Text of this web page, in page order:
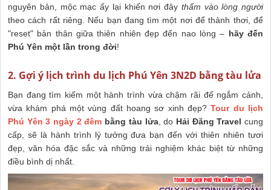
nguyên bản, mộc mạc ấy lại khiến nơi đây thấm vào lòng người
theo cách rất riêng. Nếu bạn đang tìm một nơi để thảnh thơi, để
"reset" bản thân giữa thiên nhiên đẹp đến nao lòng – hãy đến
Phú Yên một lần trong đời!
2. Gợi ý lịch trình du lịch Phú Yên 3N2D bằng tàu lửa
Bạn đang tìm kiếm một hành trình vừa chậm rãi để ngắm cảnh,
vừa khám phá một vùng đất hoang sơ xinh đẹp?Tour du lịch
Phú Yên 3 ngày 2 đêm bằng tàu lửa, do Hải Đăng Travel cung
cấp, sẽ là hành trình lý tưởng đưa bạn đến với thiên nhiên tươi
đẹp, văn hóa đặc sắc và những trải nghiệm khác biệt từ những
điều bình dị nhất.